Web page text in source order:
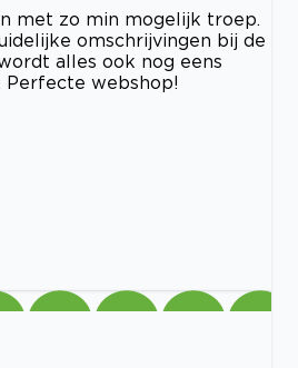
met zo min mogelijk troep.
omschrijvingen bij de
alles ook nog eens
Perfecte webshop!